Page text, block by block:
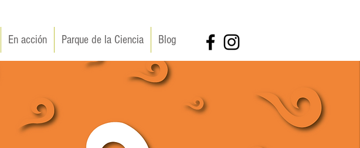
En acción Parque de la Ciencia Blog